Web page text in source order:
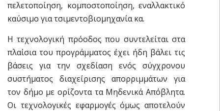
πελετοποίηση, κομποστοποίηση, εναλλακτικό
καύσιμο για τσιμεντοβιομηχανία κα.
Η τεχνολογική πρόοδος που συντελείται στα
πλαίσια του προγράμματος έχει ήδη βάλει τις
βάσεις για την σχεδίαση ενός σύγχρονου
συστήματος διαχείρισης απορριμμάτων για
τον δήμο με ορίζοντα τα Μηδενικά Απόβλητα.
Οι τεχνολογικές εφαρμογές όμως αποτελούν